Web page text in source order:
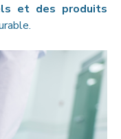
et des produits